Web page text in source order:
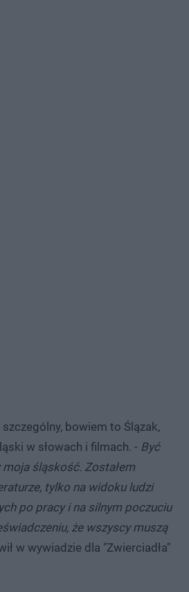
bowiem to Ślązak,
w słowach i filmach. - Być
śląskość. Zostałem
tylko na widoku ludzi
po pracy i na silnym poczuciu
że wszyscy muszą
w wywiadzie dla "Zwierciadła"